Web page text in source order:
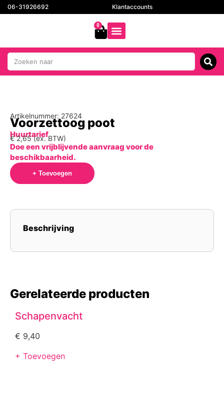
06-31926692 Klantaccounts
0
Artikelnummer: 27624
Voorzettoog poot
Huurtarief
€2,65(ex. BTW)
Doe een vrijblijvende aanvraag voor de
beschikbaarheid.
+ Toevoegen
Beschrijving
Gerelateerde producten
Schapenvacht
€ 9,40
+ Toevoegen